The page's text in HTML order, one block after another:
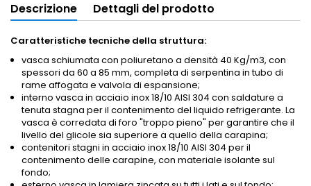
Descrizione Dettagli del prodotto
Caratteristiche tecniche della struttura:
vasca schiumata con poliuretano a densità 40 Kg/m3, con
spessori da 60 a 85 mm, completa di serpentina in tubo di
rame affogata e valvola di espansione;
interno vasca in acciaio inox 18/10 AISI 304 con saldature a
tenuta stagna per il contenimento del liquido refrigerante. La
vasca è corredata di foro "troppo pieno" per garantire che il
livello del glicole sia superiore a quello della carapina;
contenitori stagni in acciaio inox 18/10 AISI 304 per il
contenimento delle carapine, con materiale isolante sul
fondo;